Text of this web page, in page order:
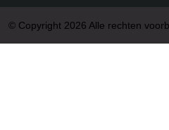
© Copyright 2026 Alle rechten